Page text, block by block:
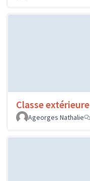
Classe extérieure
Ageorges Nathalie